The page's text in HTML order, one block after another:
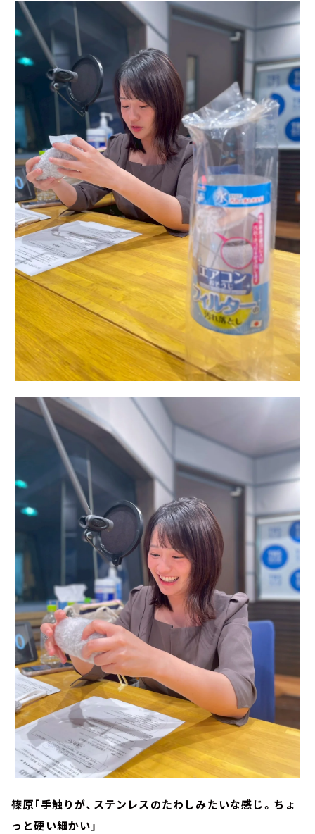
篠原「手触りが、ステンレスのたわしみたいな感じ。ちょ
っと硬い細かい」